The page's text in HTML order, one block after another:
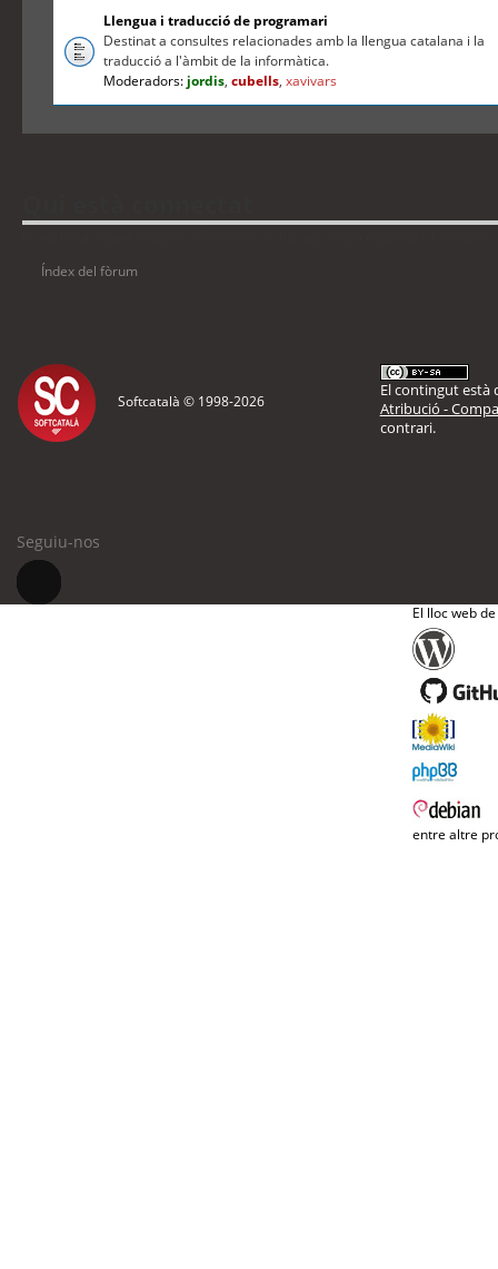
Llengua i traducció de programari
Destinat a consultes relacionades amb la llengua catalana i la
traducció a l'àmbit de la informàtica.
Moderadors: jordis,cubells,xavivars
Índex del fòrum
Softcatalà © 1998-2026
El contingut està
Atribució -
contrari.
Seguiu-nos
El lloc web
entre altre